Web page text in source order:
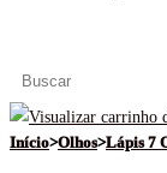
Início>Olhos>Lápis 7